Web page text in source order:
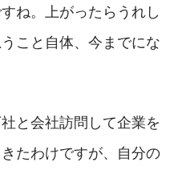
ね。上がったらうれし
こと自体、今までにな
と会社訪問して企業を
たわけですが、自分の